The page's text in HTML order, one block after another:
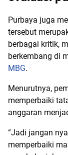
Purbaya juga
tersebut
berbagai kritik,
berkembang di
MBG.
Menurutnya,
memperbaiki
anggaran
“Jadi jangan
memperbaiki